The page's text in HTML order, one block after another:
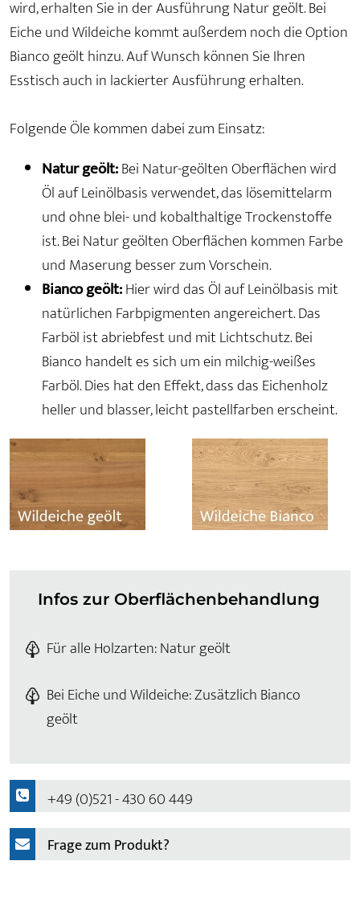
wird, erhalten Sie in der Ausführung Natur geölt. Bei
Eiche und Wildeiche kommt außerdem noch die Option
Bianco geölt hinzu. Auf Wunsch können Sie Ihren
Esstisch auch in lackierter Ausführung erhalten.
Folgende Öle kommen dabei zum Einsatz:
Natur geölt:Bei Natur-geölten Oberflächen wird
Öl auf Leinölbasis verwendet, das lösemittelarm
und ohne blei- und kobalthaltige Trockenstoffe
ist. Bei Natur geölten Oberflächen kommen Farbe
und Maserung besser zum Vorschein.
Bianco geölt:Hier wird das Öl auf Leinölbasis mit
natürlichen Farbpigmenten angereichert. Das
Farböl ist abriebfest und mit Lichtschutz. Bei
Bianco handelt es sich um ein milchig-weißes
Farböl. Dies hat den Effekt, dass das Eichenholz
heller und blasser, leicht pastellfarben erscheint.
Infos zur Oberflächenbehandlung
Für alle Holzarten: Natur geölt
Bei Eiche und Wildeiche: Zusätzlich Bianco
geölt
+49 (0)521 - 430 60 449
Frage zum Produkt?